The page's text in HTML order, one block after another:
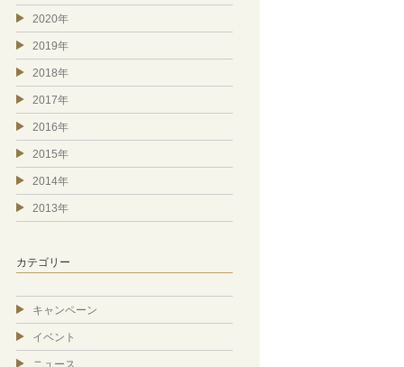
2020年
2019年
2018年
2017年
2016年
2015年
2014年
2013年
カテゴリー
キャンペーン
イベント
ニュース